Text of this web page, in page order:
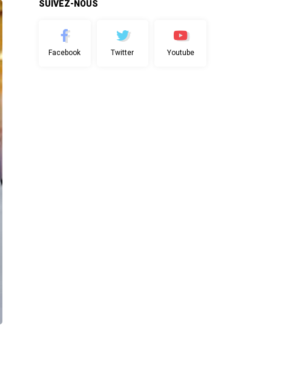
SUIVEZ-NOUS
Facebook Twitter Youtube